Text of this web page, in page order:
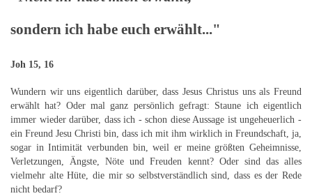
sondern ich habe euch erwählt..."
Joh 15, 16
Wundern wir uns eigentlich darüber, dass Jesus Christus uns als Freund
erwählt hat? Oder mal ganz persönlich gefragt: Staune ich eigentlich
immer wieder darüber, dass ich - schon diese Aussage ist ungeheuerlich -
ein Freund Jesu Christi bin, dass ich mit ihm wirklich in Freundschaft, ja,
sogar in Intimität verbunden bin, weil er meine größten Geheimnisse,
Verletzungen, Ängste, Nöte und Freuden kennt? Oder sind das alles
vielmehr alte Hüte, die mir so selbstverständlich sind, dass es der Rede
nicht bedarf?